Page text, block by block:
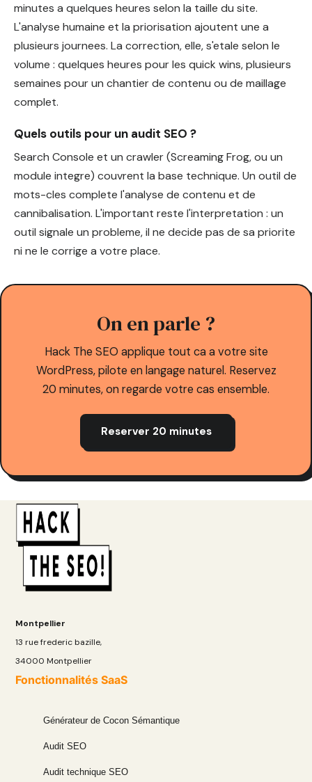
minutes a quelques heures selon la taille du site.
L'analyse humaine et la priorisation ajoutent une a
plusieurs journees. La correction, elle, s'etale selon le
volume : quelques heures pour les quick wins, plusieurs
semaines pour un chantier de contenu ou de maillage
complet.
Quels outils pour un audit SEO ?
Search Console et un crawler (Screaming Frog, ou un
module integre) couvrent la base technique. Un outil de
mots-cles complete l'analyse de contenu et de
cannibalisation. L'important reste l'interpretation : un
outil signale un probleme, il ne decide pas de sa priorite
ni ne le corrige a votre place.
On en parle ?
Hack The SEO applique tout ca a votre site
WordPress, pilote en langage naturel. Reservez
20 minutes, on regarde votre cas ensemble.
Reserver 20 minutes
Montpellier
13 rue frederic bazille,
34000 Montpellier
Fonctionnalités SaaS
Générateur de Cocon Sémantique
Audit SEO
Audit technique SEO